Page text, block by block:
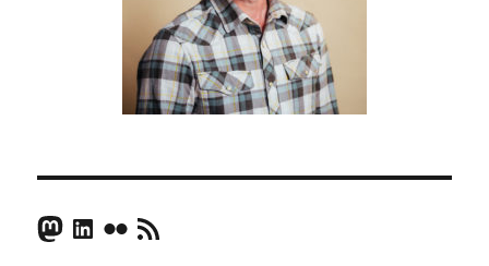
Mastodon
LinkedIn
FlickrRSS Feed